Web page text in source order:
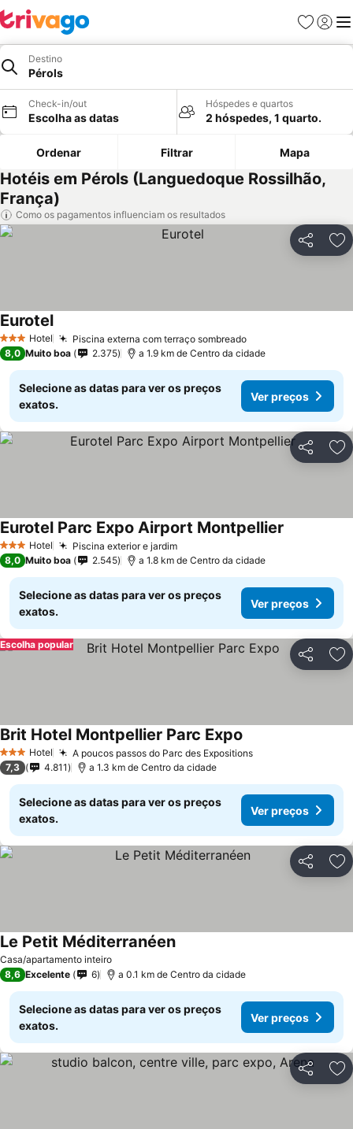
Favoritos
Iniciar
Destino
Pérols
Check-in/out
Escolha as datas
Hóspedes e quartos
2 hóspedes, 1 quarto.
Ordenar Filtrar Mapa
Hotéis em Pérols (Languedoque Rossilhão,
França)
Como os pagamentos influenciam os resultados
Partilhar
3 EstrelasHotel Piscina externa com terraço sombreado
Eurotel
8,0 Muito boa 2.375 a 1.9 km de Centro da cidade
Selecione as datas para ver os preços
exatos.
Ver preços
Partilhar
3 EstrelasHotel Piscina exterior e jardim
Eurotel Parc Expo Airport Montpellier
8,0 Muito boa 2.545 a 1.8 km de Centro da cidade
Selecione as datas para ver os preços
exatos.
Ver preços
Partilhar
Escolha popular
3 EstrelasHotel A poucos passos do Parc des Expositions
Brit Hotel Montpellier Parc Expo
7,3 4.811 a 1.3 km de Centro da cidade
Selecione as datas para ver os preços
exatos.
Ver preços
Partilhar
Casa/apartamento inteiro
Le Petit Méditerranéen
8,6 Excelente 6 a 0.1 km de Centro da cidade
Selecione as datas para ver os preços
exatos.
Ver preços
Partilhar